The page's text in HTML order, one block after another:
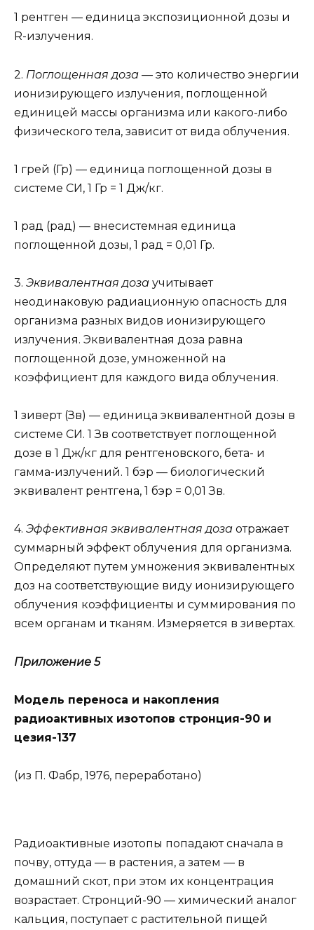
1 рентген — единица экспозиционной дозы и
R-излучения.
2. Поглощенная доза — это количество энергии
ионизирующего излучения, поглощенной
единицей массы организма или какого-либо
физического тела, зависит от вида облучения.
1 грей (Гр) — единица поглощенной дозы в
системе СИ, 1 Гр = 1 Дж/кг.
1 рад (рад) — внесистемная единица
поглощенной дозы, 1 рад = 0,01 Гр.
3. Эквивалентная доза учитывает
неодинаковую радиационную опасность для
организма разных видов ионизирующего
излучения. Эквивалентная доза равна
поглощенной дозе, умноженной на
коэффициент для каждого вида облучения.
1 зиверт (Зв) — единица эквивалентной дозы в
системе СИ. 1 Зв соответствует поглощенной
дозе в 1 Дж/кг для рентгеновского, бета- и
гамма-излучений. 1 бэр — биологический
эквивалент рентгена, 1 бэр = 0,01 Зв.
4. Эффективная эквивалентная доза отражает
суммарный эффект облучения для организма.
Определяют путем умножения эквивалентных
доз на соответствующие виду ионизирующего
облучения коэффициенты и суммирования по
всем органам и тканям. Измеряется в зивертах.
Приложение 5
Модель переноса и накопления
радиоактивных изотопов стронция-90 и
цезия-137
(из П. Фабр, 1976, переработано)
Радиоактивные изотопы попадают сначала в
почву, оттуда — в растения, а затем — в
домашний скот, при этом их концентрация
возрастает. Стронций-90 — химический аналог
кальция, поступает с растительной пищей